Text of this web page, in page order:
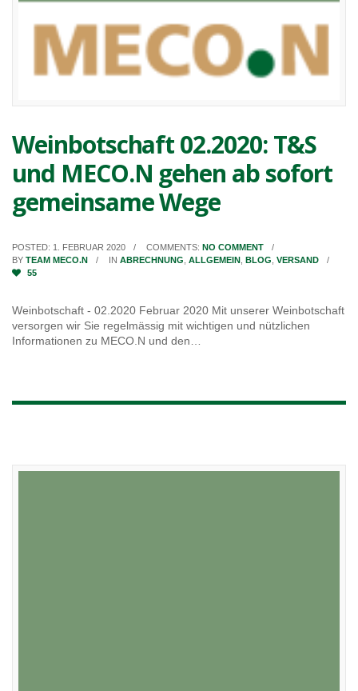
Weinbotschaft 02.2020: T&S
und MECO.N gehen ab sofort
gemeinsame Wege
POSTED: 1. FEBRUAR 2020 COMMENTS: NO COMMENT
BY TEAM MECO.N IN ABRECHNUNG ALLGEMEIN BLOG VERSAND
55
Weinbotschaft - 02.2020 Februar 2020 Mit unserer Weinbotschaft
versorgen wir Sie regelmässig mit wichtigen und nützlichen
Informationen zu MECO.N und den…